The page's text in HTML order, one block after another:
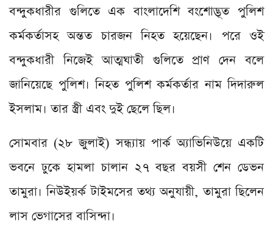
বন্দুকধারীর গুলিতে এক বাংলাদেশি বংশোদ্ভূত পুলিশ
কর্মকর্তাসহ অন্তত চারজন নিহত হয়েছেন। পরে ওই
বন্দুকধারী নিজেই আত্মঘাতী গুলিতে প্রাণ দেন বলে
জানিয়েছে পুলিশ। নিহত পুলিশ কর্মকর্তার নাম দিদারুল
ইসলাম। তার স্ত্রী এবং দুই ছেলে ছিল।
সোমবার (২৮ জুলাই) সন্ধ্যায় পার্ক অ্যাভিনিউয়ে একটি
ভবনে ঢুকে হামলা চালান ২৭ বছর বয়সী শেন ডেভন
তামুরা। নিউইয়র্ক টাইমসের তথ্য অনুযায়ী, তামুরা ছিলেন
লাস ভেগাসের বাসিন্দা।